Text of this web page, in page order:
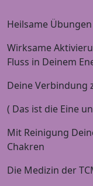
Heilsame
Wirksame
Fluss in Deinem
Deine Verbindung
( Das ist die Eine
Mit Reinigung
Chakren
Die Medizin der